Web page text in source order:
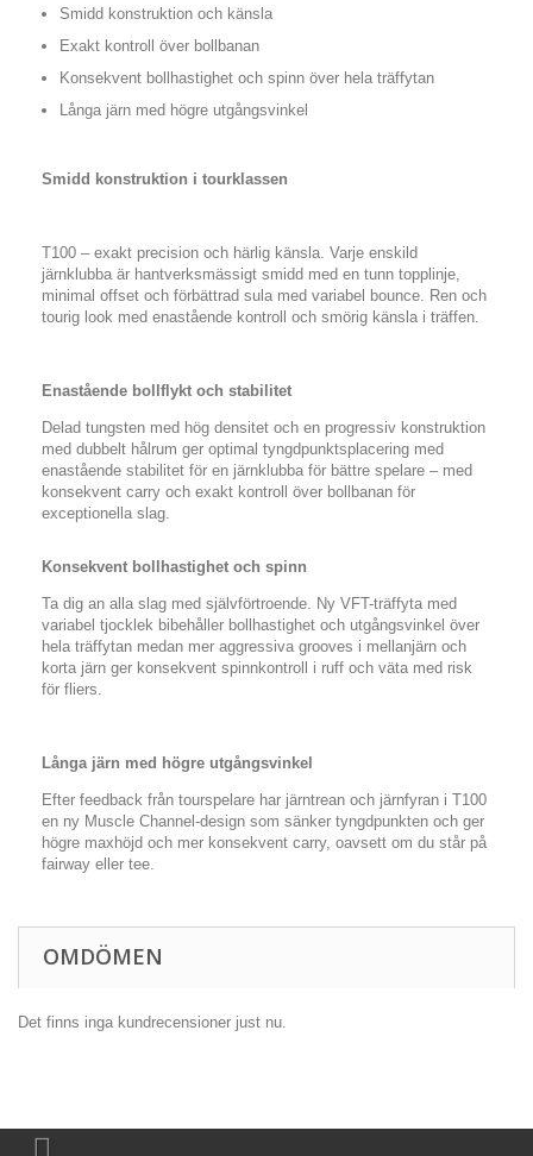
Smidd konstruktion och känsla
Exakt kontroll över bollbanan
Konsekvent bollhastighet och spinn över hela träffytan
Långa järn med högre utgångsvinkel
Smidd konstruktion i tourklassen
T100 – exakt precision och härlig känsla. Varje enskild
järnklubba är hantverksmässigt smidd med en tunn topplinje,
minimal offset och förbättrad sula med variabel bounce. Ren och
tourig look med enastående kontroll och smörig känsla i träffen.
Enastående bollflykt och stabilitet
Delad tungsten med hög densitet och en progressiv konstruktion
med dubbelt hålrum ger optimal tyngdpunktsplacering med
enastående stabilitet för en järnklubba för bättre spelare – med
konsekvent carry och exakt kontroll över bollbanan för
exceptionella slag.
Konsekvent bollhastighet och spinn
Ta dig an alla slag med självförtroende. Ny VFT-träffyta med
variabel tjocklek bibehåller bollhastighet och utgångsvinkel över
hela träffytan medan mer aggressiva grooves i mellanjärn och
korta järn ger konsekvent spinnkontroll i ruff och väta med risk
för fliers.
Långa järn med högre utgångsvinkel
Efter feedback från tourspelare har järntrean och järnfyran i T100
en ny Muscle Channel-design som sänker tyngdpunkten och ger
högre maxhöjd och mer konsekvent carry, oavsett om du står på
fairway eller tee.
OMDÖMEN
Det finns inga kundrecensioner just nu.